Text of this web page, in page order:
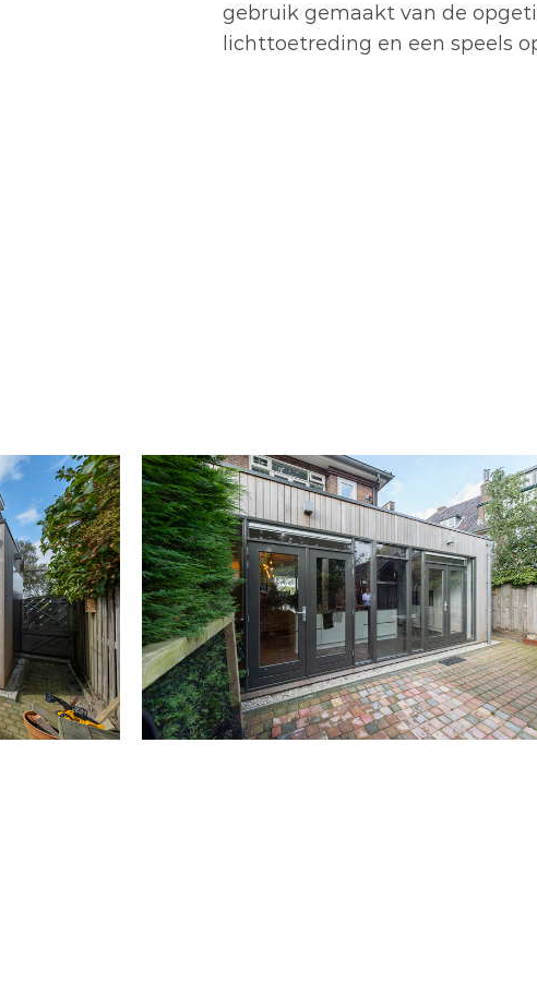
gebruik gemaakt van de
lichttoetreding en een speels